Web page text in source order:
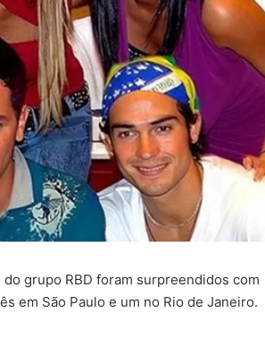
grupo RBD foram surpreendidos com
em São Paulo e um no Rio de Janeiro.